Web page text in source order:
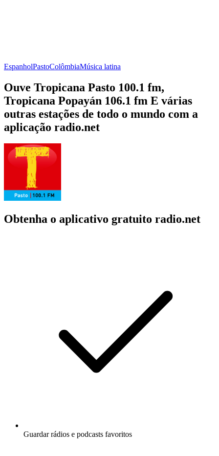
EspanholPastoColômbiaMúsica latina
Ouve Tropicana Pasto 100.1 fm,
Tropicana Popayán 106.1 fm E várias
outras estações de todo o mundo com a
aplicação radio.net
Obtenha o aplicativo gratuito radio.net
Guardar rádios e podcasts favoritos